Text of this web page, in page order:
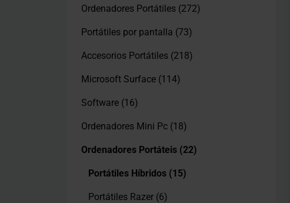
Ordenadores Portátiles (272)
Portátiles por pantalla (73)
Accesorios Portátiles (218)
Microsoft Surface (114)
Software (16)
Ordenadores Mini Pc (18)
Ordenadores Portáteis (22)
Portátiles Híbridos (15)
Portátiles Razer (6)